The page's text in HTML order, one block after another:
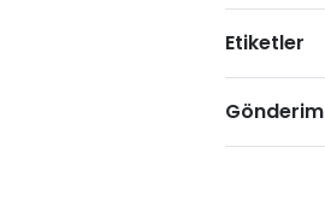
Fiyatları
Etiketler
Gönderim